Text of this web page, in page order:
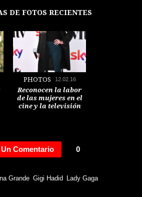
DE FOTOS RECIENTES
PHOTOS 12.02.16
Reconocen la labor
de las mujeres en el
cine y la televisión
Famosos en Art Basel
Comentario 0
Grande Gigi Hadid Lady Gaga